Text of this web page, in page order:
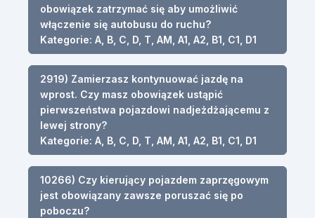
obowiązek zatrzymać się aby umożliwić
włączenie się autobusu do ruchu?
Kategorie: A, B, C, D, T, AM, A1, A2, B1, C1, D1
2919) Zamierzasz kontynuować jazdę na
wprost. Czy masz obowiązek ustąpić
pierwszeństwa pojazdowi nadjeżdżającemu z
lewej strony?
Kategorie: A, B, C, D, T, AM, A1, A2, B1, C1, D1
10266) Czy kierujący pojazdem zaprzęgowym
jest obowiązany zawsze poruszać się po
poboczu?